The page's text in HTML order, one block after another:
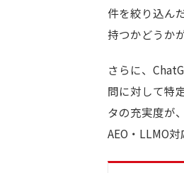
件を絞り込ん
持つかどうか
さらに、
問に対して特
タの充実度が
AEO・LLMO